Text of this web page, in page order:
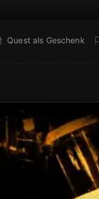
Quest als Geschenk